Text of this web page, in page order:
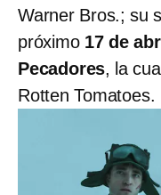
Warner Bros.; su
próximo17 de
Pecadores, la
Rotten Tomatoes.